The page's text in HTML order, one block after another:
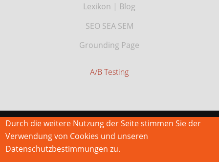
Lexikon | Blog
SEO SEA SEM
Grounding Page
A/B Testing
Durch die weitere Nutzung der Seite stimmen Sie der
Verwendung von Cookies und unseren
Datenschutzbestimmungen zu.